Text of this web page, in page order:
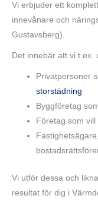
Vi erbjuder ett
innevånare och
Gustavsberg).
Det innebär att vi t.ex.
Privatpersoner
storstädning
Byggföretag
Företag som
Vi utför dessa och
resultat för dig i